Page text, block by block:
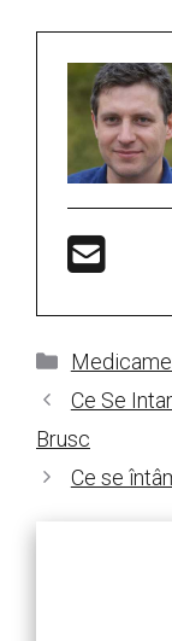
Categorii
Ce Se
Brusc
Ce se